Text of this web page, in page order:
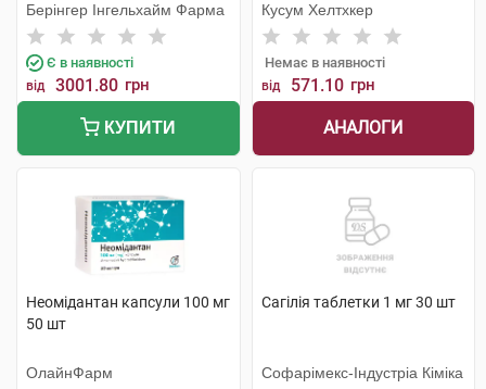
Берінгер Інгельхайм Фарма
Є в наявності
від 3001.80 грн
КУПИТИ
Кусум Хелтхкер
Немає в наявності
від 571.10 грн
АНАЛОГИ
Неомідантан капсули 100 мг
50 шт
ОлайнФарм
Сагілія таблетки 1 мг 30 шт
Софарімекс-Індустріа Кіміка